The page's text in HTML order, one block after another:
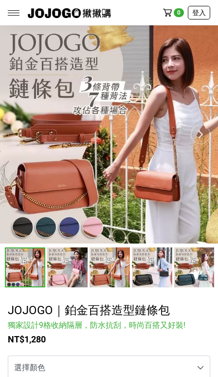
0 登入
全部商品
廚房館
生活館
家電館
戶外館
流行館
食品館
涼感床包
品牌
服務/政策
Facebook
Instagram
JOJOGO｜鉑金百搭造型鏈條包
獨家設計9格收納隔層，防水抗刮，時尚百搭又好裝!
NT$1,280